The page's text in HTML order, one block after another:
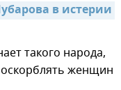
в истерии
такого народа,
женщин